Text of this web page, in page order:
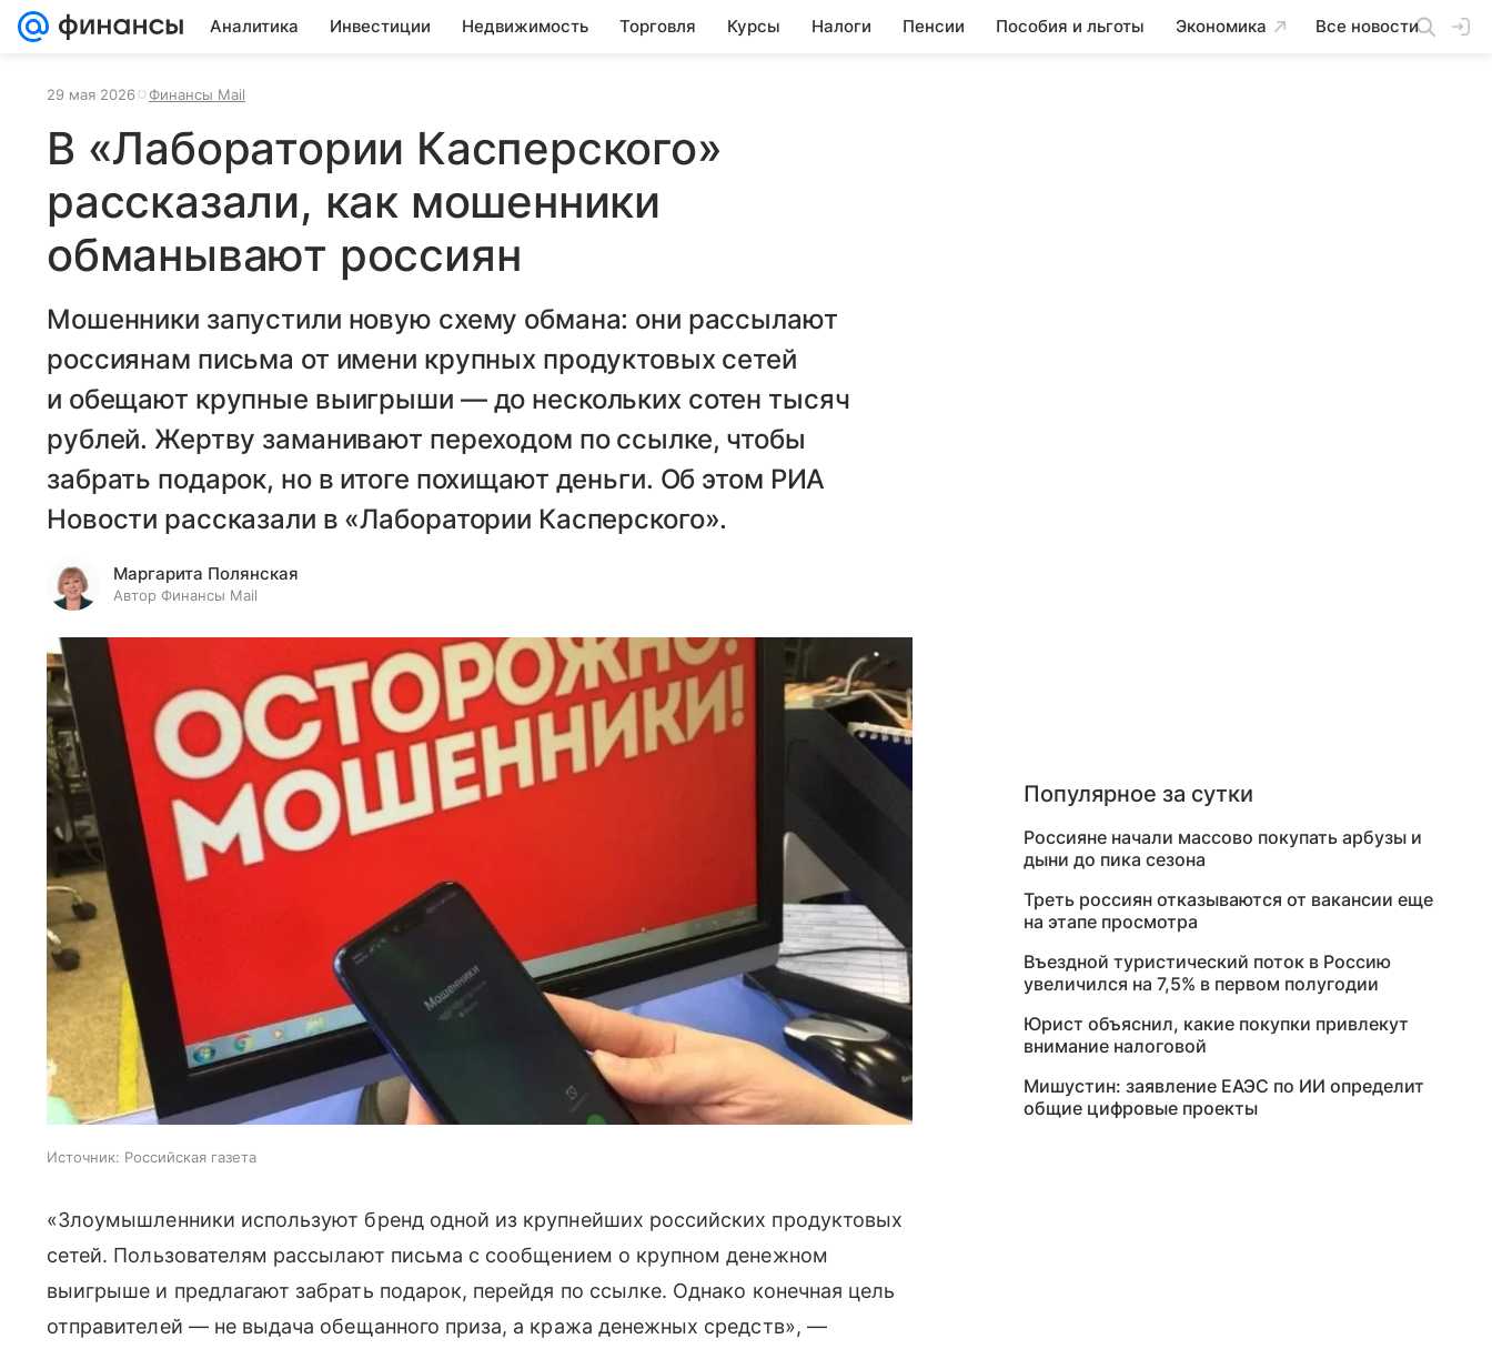
Аналитика Инвестиции Недвижимость Торговля Курсы Налоги Пенсии Пособия и льготы Экономика Все новости
29 мая 2026 Финансы Mail
В «Лаборатории Касперского»
рассказали, как мошенники
обманывают россиян
Мошенники запустили новую схему обмана: они рассылают
россиянам письма от имени крупных продуктовых сетей
и обещают крупные выигрыши — до нескольких сотен тысяч
рублей. Жертву заманивают переходом по ссылке, чтобы
забрать подарок, но в итоге похищают деньги. Об этом РИА
Новости рассказали в «Лаборатории Касперского».
Маргарита Полянская
Автор Финансы Mail
Источник: Российская газета
«Злоумышленники используют бренд одной из крупнейших российских продуктовых
сетей. Пользователям рассылают письма с сообщением о крупном денежном
выигрыше и предлагают забрать подарок, перейдя по ссылке. Однако конечная цель
отправителей — не выдача обещанного приза, а кража денежных средств», —
Популярное за сутки
Россияне начали массово покупать арбузы и
дыни до пика сезона
Треть россиян отказываются от вакансии еще
на этапе просмотра
Въездной туристический поток в Россию
увеличился на 7,5% в первом полугодии
Юрист объяснил, какие покупки привлекут
внимание налоговой
Мишустин: заявление ЕАЭС по ИИ определит
общие цифровые проекты